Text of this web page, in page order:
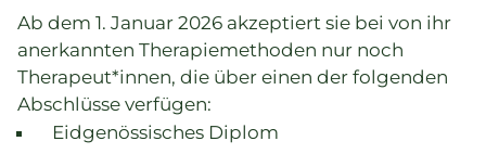
Ab dem 1. Januar 2026 akzeptiert sie bei von ihr
anerkannten Therapiemethoden nur noch
Therapeut*innen, die über einen der folgenden
Abschlüsse verfügen:
Eidgenössisches Diplom